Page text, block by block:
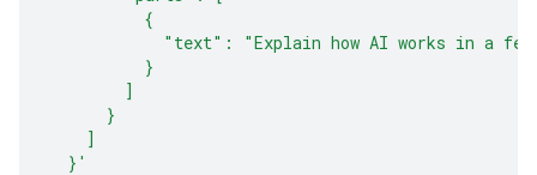
          {
"text": "Explain how AI works in a
          }
        ]
      }
    ]
  }'